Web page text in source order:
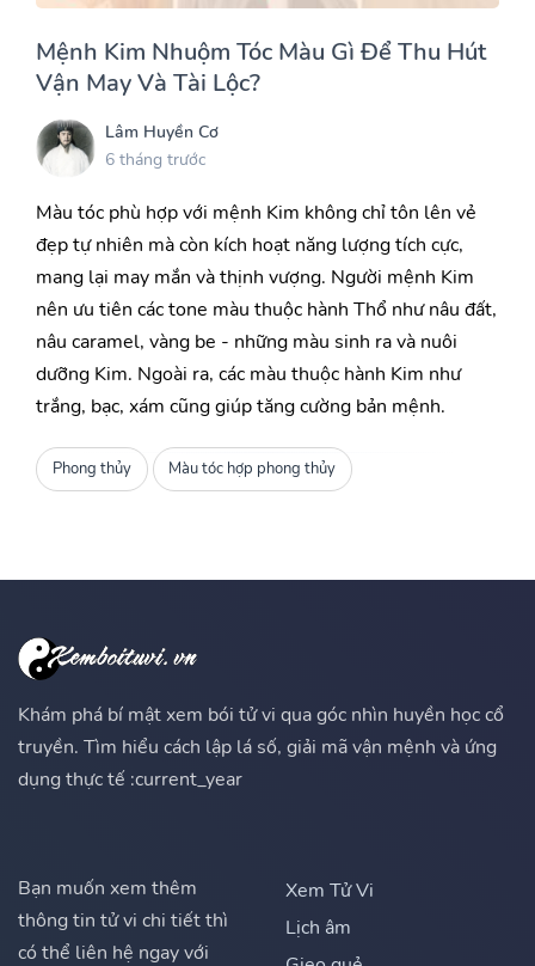
Mệnh Kim Nhuộm Tóc Màu Gì Để Thu Hút
Vận May Và Tài Lộc?
Lâm Huyền Cơ
6 tháng trước
Màu tóc phù hợp với mệnh Kim không chỉ tôn lên vẻ
đẹp tự nhiên mà còn kích hoạt năng lượng tích cực,
mang lại may mắn và thịnh vượng. Người mệnh Kim
nên ưu tiên các tone màu thuộc hành Thổ như nâu đất,
nâu caramel, vàng be - những màu sinh ra và nuôi
dưỡng Kim. Ngoài ra, các màu thuộc hành Kim như
trắng, bạc, xám cũng giúp tăng cường bản mệnh.
Phong thủy Màu tóc hợp phong thủy
Khám phá bí mật xem bói tử vi qua góc nhìn huyền học cổ
truyền. Tìm hiểu cách lập lá số, giải mã vận mệnh và ứng
dụng thực tế :current_year
Bạn muốn xem thêm
thông tin tử vi chi tiết thì
có thể liên hệ ngay với
Xem Tử Vi
Lịch âm